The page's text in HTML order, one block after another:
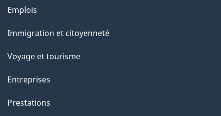
Thèmes
sujets
Emplois
Immigration et citoyenneté
Voyage et tourisme
Entreprises
Prestations